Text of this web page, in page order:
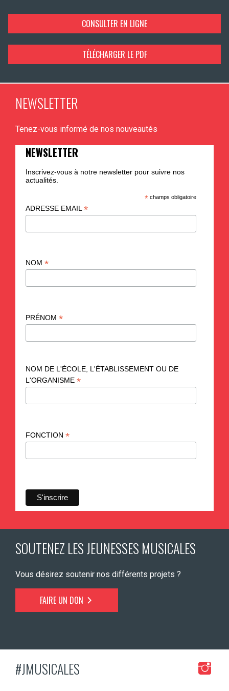
CONSULTER EN LIGNE
TÉLÉCHARGER LE PDF
NEWSLETTER
Tenez-vous informé de nos nouveautés
NEWSLETTER
Inscrivez-vous à notre newsletter pour suivre nos
actualités.
* champs obligatoire
ADRESSE EMAIL *
NOM *
PRÉNOM *
NOM DE L'ÉCOLE, L'ÉTABLISSEMENT OU DE
L'ORGANISME *
FONCTION *
SOUTENEZ LES JEUNESSES MUSICALES
Vous désirez soutenir nos différents projets ?
FAIRE UN DON
#JMUSICALES